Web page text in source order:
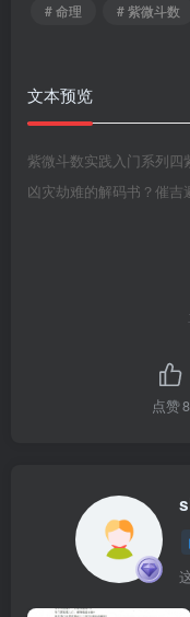
# 命理
# 紫微斗数
文本预览
紫微斗数实践入门系列
凶灾劫难的解码书？催吉
点赞8